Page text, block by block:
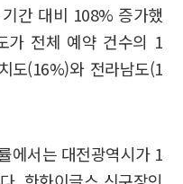
간 대비 108% 증가했
가 전체 예약 건수의 1
도(16%)와 전라남도(1
에서는 대전광역시가 1